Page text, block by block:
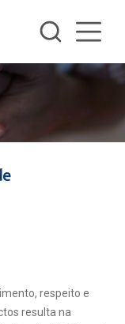
respeito e
resulta na